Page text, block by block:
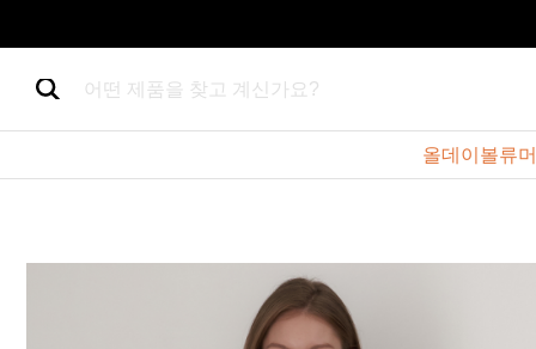
어떤 제품을 찾고 계신가요?
올데이볼류